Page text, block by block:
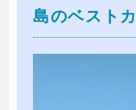
島のベスト